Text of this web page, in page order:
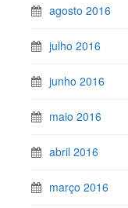
agosto 2016
julho 2016
junho 2016
maio 2016
abril 2016
março 2016